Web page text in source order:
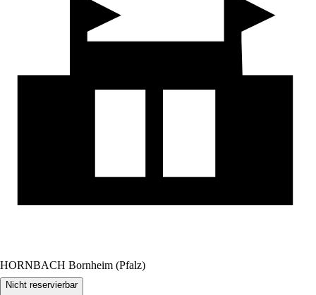
HORNBACH Bornheim (Pfalz)
Nicht reservierbar